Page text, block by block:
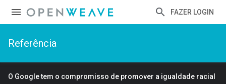
FAZER LOGIN
Referência
O Google tem o compromisso de promover a igualdade racial